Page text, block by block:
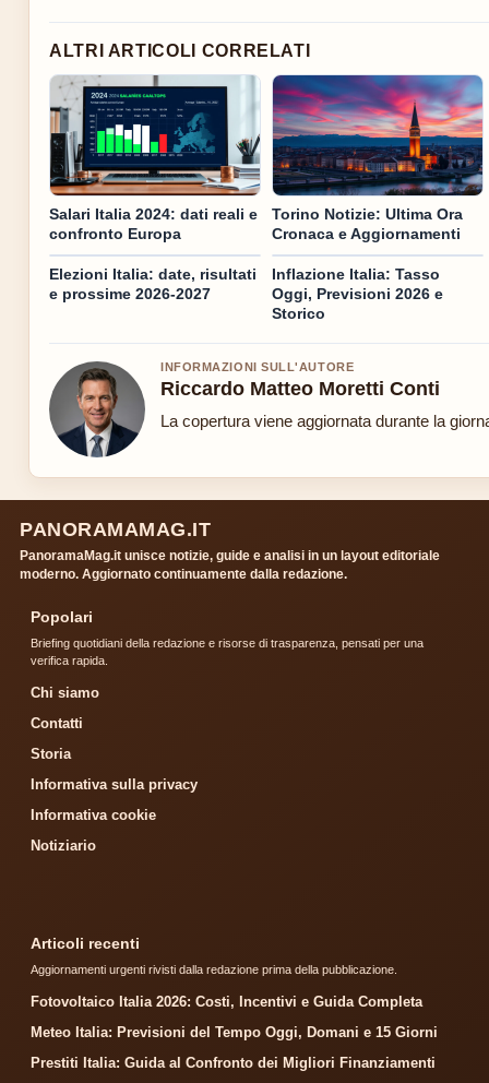
ALTRI ARTICOLI CORRELATI
Salari Italia 2024: dati reali e
confronto Europa
Torino Notizie: Ultima Ora
Cronaca e Aggiornamenti
Elezioni Italia: date, risultati
e prossime 2026-2027
Inflazione Italia: Tasso
Oggi, Previsioni 2026 e
Storico
INFORMAZIONI SULL'AUTORE
Riccardo Matteo Moretti Conti
La copertura viene aggiornata durante la
PANORAMAMAG.IT
PanoramaMag.it unisce notizie, guide e analisi in un layout editoriale
moderno. Aggiornato continuamente dalla redazione.
Popolari
Briefing quotidiani della redazione e risorse di trasparenza, pensati per una
verifica rapida.
Chi siamo
Contatti
Storia
Informativa sulla privacy
Informativa cookie
Notiziario
Articoli recenti
Aggiornamenti urgenti rivisti dalla redazione prima della pubblicazione.
Fotovoltaico Italia 2026: Costi, Incentivi e Guida Completa
Meteo Italia: Previsioni del Tempo Oggi, Domani e 15 Giorni
Prestiti Italia: Guida al Confronto dei Migliori Finanziamenti